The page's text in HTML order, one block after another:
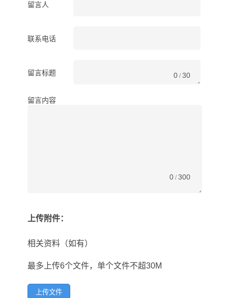
留言人
联系电话
留言标题 0 /30
留言内容
0 /300
上传附件：
相关资料（如有）
最多上传6个文件，单个文件不超30M
上传文件